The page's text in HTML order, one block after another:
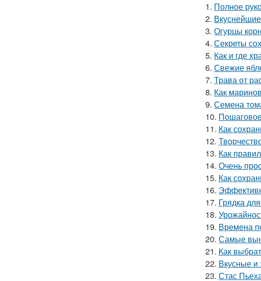
1. Полное
2.
3. Огурцы
4. Секреты
5. Как и где
6. Свежие
7. Трава от
8. Как
9. Семена
10.
11. Как
12.
13. Как
14. Очень
15. Как
16.
17. Грядка
18.
19. Времена
20. Самые
21. Как
22. Вкусные и
23. Стас